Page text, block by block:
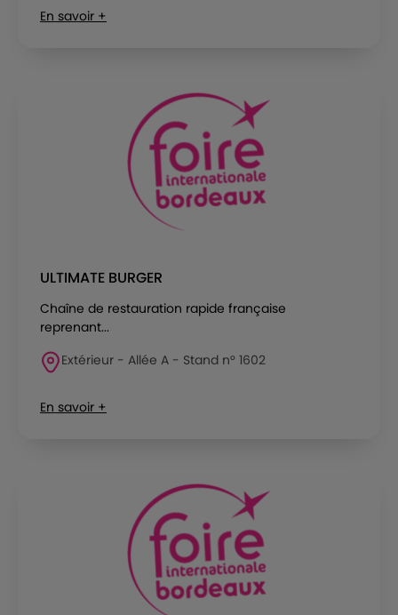
En savoir +
ULTIMATE BURGER
Chaîne de restauration rapide française
reprenant...
Extérieur - Allée A - Stand n° 1602
En savoir +